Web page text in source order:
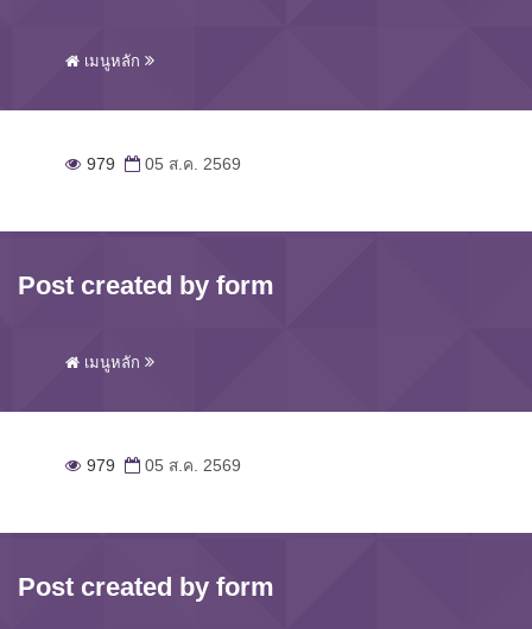
เมนูหลัก
979 05 ส.ค. 2569
Post created by form
เมนูหลัก
979 05 ส.ค. 2569
Post created by form